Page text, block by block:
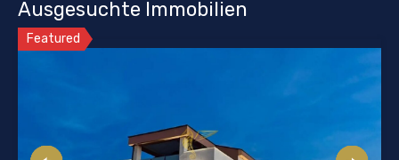
Ausgesuchte Immobilien
Featured